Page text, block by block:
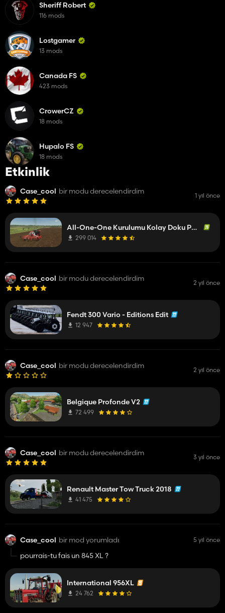
Etkinlik
Case_cool bir modu derecelendirdim 1 yıl önce
All-One-One Kurulumu Kolay Doku Paketi
299 014
Case_cool bir modu derecelendirdim 2 yıl önce
Fendt 300 Vario - Editions Edit
12 947
Case_cool bir modu derecelendirdim 2 yıl önce
Belgique Profonde V2
72 499
Case_cool bir modu derecelendirdim 3 yıl önce
Renault Master Tow Truck 2018
41 475
Case_cool bir mod yorumladı 5 yıl önce
pourrais-tu fais un 845 XL ?
International 956XL
24 762
Sheriff Robert
116 mods
Lostgamer
13 mods
Canada FS
423 mods
CrowerCZ
18 mods
Hupalo FS
18 mods